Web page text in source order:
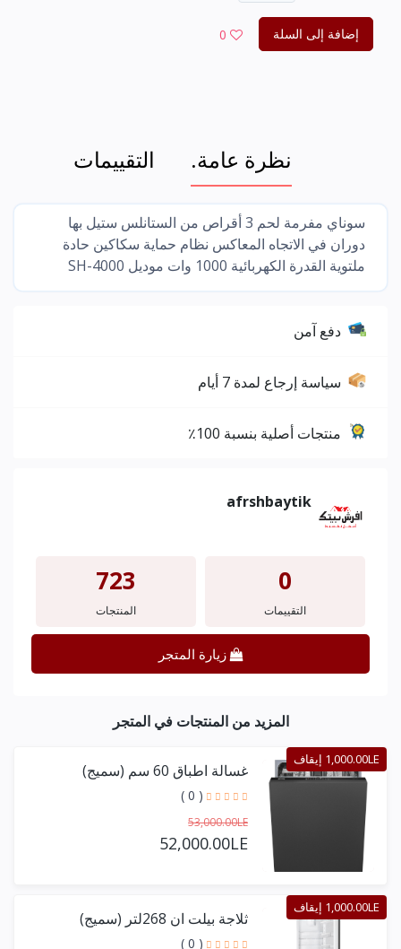
إضافة إلى السلة 0
نظرة عامة. التقييمات
سوناي مفرمة لحم 3 أقراص من الستانلس ستيل بها
دوران في الاتجاه المعاكس نظام حماية سكاكين حادة
ملتوية القدرة الكهربائية 1000 وات موديل SH-4000
دفع آمن
سياسة إرجاع لمدة 7 أيام
منتجات أصلية بنسبة 100٪
afrshbaytik
0
التقييمات
723
المنتجات
زيارة المتجر
المزيد من المنتجات في المتجر
1,000.00LE إيقاف
غسالة اطباق 60 سم (سميج)
( 0 )
53,000.00LE
52,000.00LE
1,000.00LE إيقاف
ثلاجة بيلت ان 268لتر (سميج)
( 0 )